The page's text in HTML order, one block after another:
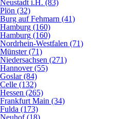
Neustadt i.H. (83)
Plön (32)
Burg auf Fehmarn (41)
Hamburg (160)
Hamburg (160)
Nordrhein-Westfalen (71)
Münster (71)
Niedersachsen (271)
Hannover (55)
Goslar (84)
Celle (132)
Hessen (265)
Frankfurt Main (34)
Fulda (173)
Neuhof (18)